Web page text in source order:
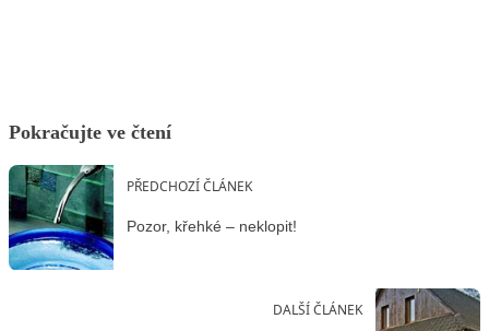
Pokračujte ve čtení
PŘEDCHOZÍ ČLÁNEK
Pozor, křehké – neklopit!
DALŠÍ ČLÁNEK